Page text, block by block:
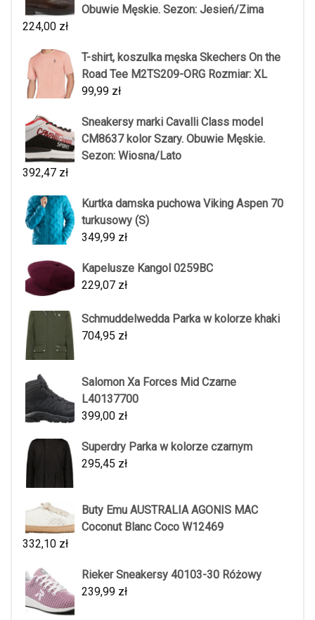
Obuwie Męskie. Sezon: Jesień/Zima
224,00 zł
T-shirt, koszulka męska Skechers On the
Road Tee M2TS209-ORG Rozmiar: XL
99,99 zł
Sneakersy marki Cavalli Class model
CM8637 kolor Szary. Obuwie Męskie.
Sezon: Wiosna/Lato
392,47 zł
Kurtka damska puchowa Viking Aspen 70
turkusowy (S)
349,99 zł
Kapelusze Kangol 0259BC
229,07 zł
Schmuddelwedda Parka w kolorze khaki
704,95 zł
Salomon Xa Forces Mid Czarne
L40137700
399,00 zł
Superdry Parka w kolorze czarnym
295,45 zł
Buty Emu AUSTRALIA AGONIS MAC
Coconut Blanc Coco W12469
332,10 zł
Rieker Sneakersy 40103-30 Różowy
239,99 zł